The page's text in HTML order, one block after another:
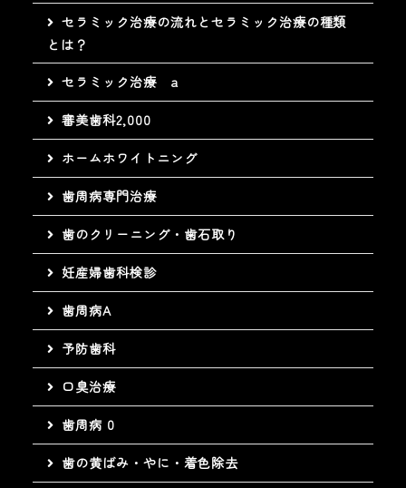
セラミック治療の流れとセラミック治療の種類
とは？
セラミック治療 a
審美歯科2,000
ホームホワイトニング
歯周病専門治療
歯のクリーニング・歯石取り
妊産婦歯科検診
歯周病A
予防歯科
口臭治療
歯周病 0
歯の黄ばみ・やに・着色除去